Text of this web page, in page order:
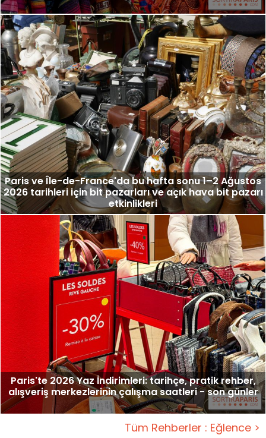
Paris ve Île-de-France'da bu hafta sonu 1–2 Ağustos
2026 tarihleri için bit pazarları ve açık hava bit pazarı
etkinlikleri
Paris'te 2026 Yaz İndirimleri: tarihçe, pratik rehber,
alışveriş merkezlerinin çalışma saatleri - son günler
Tüm Rehberler : Eğlence >